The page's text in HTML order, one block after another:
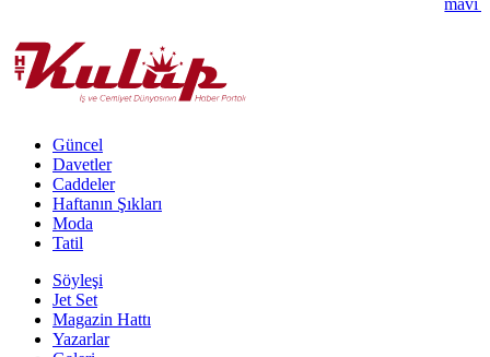
mavi
Güncel
Davetler
Caddeler
Haftanın Şıkları
Moda
Tatil
Söyleşi
Jet Set
Magazin Hattı
Yazarlar